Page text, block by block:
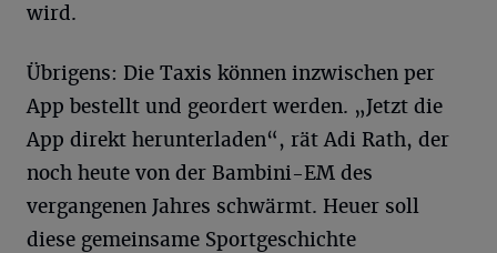
wird.
Übrigens: Die Taxis können inzwischen per
App bestellt und geordert werden. „Jetzt die
App direkt herunterladen“, rät Adi Rath, der
noch heute von der Bambini-EM des
vergangenen Jahres schwärmt. Heuer soll
diese gemeinsame Sportgeschichte